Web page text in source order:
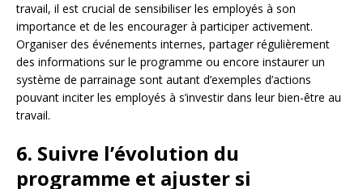
travail, il est crucial de sensibiliser les employés à son
importance et de les encourager à participer activement.
Organiser des événements internes, partager régulièrement
des informations sur le programme ou encore instaurer un
système de parrainage sont autant d’exemples d’actions
pouvant inciter les employés à s’investir dans leur bien-être au
travail.
6. Suivre l’évolution du
programme et ajuster si